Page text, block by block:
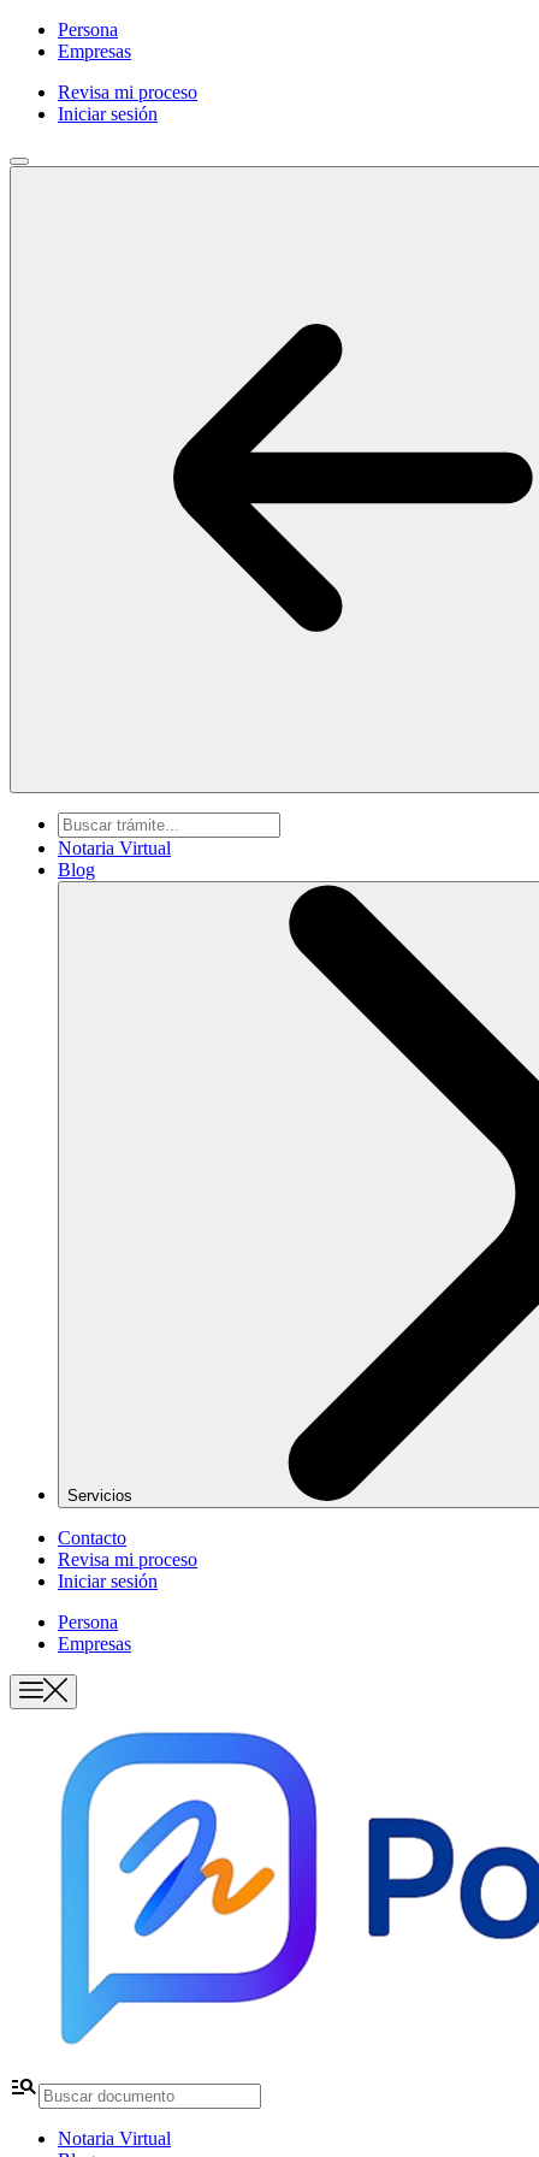
Persona
Empresas
Revisa mi proceso
Iniciar sesión
Notaria Virtual
Blog
Servicios
Contacto
Revisa mi proceso
Iniciar sesión
Persona
Empresas
manage_search
Notaria Virtual